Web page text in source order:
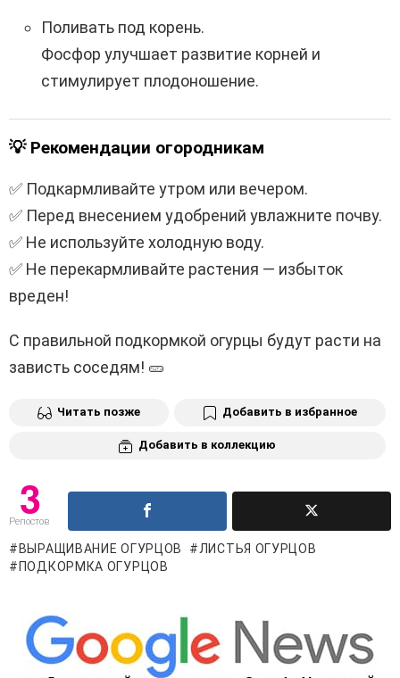
Поливать под корень.
Фосфор улучшает развитие корней и
стимулирует плодоношение.
💡 Рекомендации огородникам
✅ Подкармливайте утром или вечером.
✅ Перед внесением удобрений увлажните почву.
✅ Не используйте холодную воду.
✅ Не перекармливайте растения — избыток
вреден!
С правильной подкормкой огурцы будут расти на
зависть соседям! 🥒
Читать позже Добавить в избранное
Добавить в коллекцию
3
Репостов
ВЫРАЩИВАНИЕ ОГУРЦОВ
ЛИСТЬЯ ОГУРЦОВ
ПОДКОРМКА ОГУРЦОВ